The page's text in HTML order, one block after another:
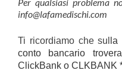
info@lafamedischi.com
Ti ricordiamo che sul la
conto bancario
ClickBank o CLKBANK